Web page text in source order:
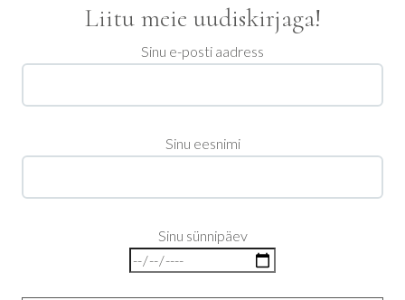
Liitu meie uudiskirjaga!
Sinu e-posti aadress
Sinu eesnimi
Sinu sünnipäev